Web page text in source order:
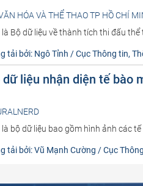
HÓA VÀ THỂ THAO TP HỒ CHÍ
Bộ dữ liệu về thành tích thi đấu
tải bởi: Ngô Tỉnh / Cục Thông tin,
dữ liệu nhận diện tế bào
bộ dữ liệu bao gồm hình ảnh các
tải bởi: Vũ Mạnh Cường / Cục